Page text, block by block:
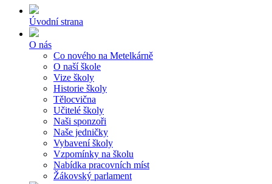
Úvodní strana
O nás
Co nového na Metelkárně
O naší škole
Vize školy
Historie školy
Tělocvična
Učitelé školy
Naši sponzoři
Naše jedničky
Vybavení školy
Vzpomínky na školu
Nabídka pracovních míst
Žákovský parlament